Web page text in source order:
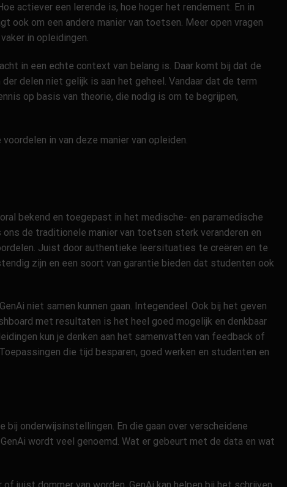
actiever een lerende is, hoe hoger het rendement. En in
ook om een andere manier van toetsen. Meer open vragen
in opleidingen.
in een echte context van belang is. Daar komt bij dat de
delen niet gelijk is aan het geheel. Vandaar dat de term
op basis van theorie, die nodig is om te begrijpen,
in van deze manier van opleiden.
bekend en toegepast in het medische- en paramedische
ons de traditionele manier van toetsen sterk veranderen en
Juist door authentieke leersituaties te creëren en te
zijn en een soort van garantie bieden dat studenten ook
niet samen kunnen gaan. Integendeel. Ook bij het geven
met resultaten is het heel goed mogelijk en denkbaar
kun je denken aan het samenvatten van feedback of
die tijd besparen, goed werken en studenten en
bij onderwijsinstellingen. En die gaan over verscheidene
wordt veel genoemd. Wat er gebeurt met de data en wat